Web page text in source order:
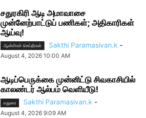
சதுரகிரி ஆடி அமாவாசை
முன்னேற்பாட்டுப் பணிகள்; அதிகாரிகள்
ஆய்வு!
ஆன்மிகச் செய்திகள் Sakthi Paramasivan.k -
August 4, 2026 10:00 AM
ஆடிப்பெருக்கை முன்னிட்டு சிவகாசியில்
காலண்டர் ஆல்பம் வெளியீடு!
மதுரை Sakthi Paramasivan.k -
August 4, 2026 9:09 AM